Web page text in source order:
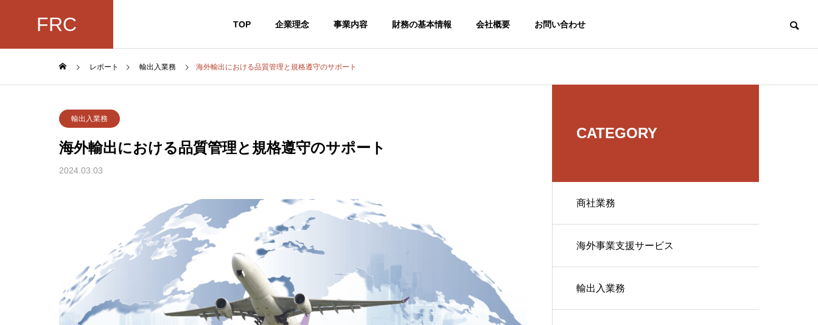
FRC TOP 企業理念 事業内容 財務の基本情報 会社概要 お問い合わせ
レポート 輸出入業務 海外輸出における品質管理と規格遵守のサポート
輸出入業務
海外輸出における品質管理と規格遵守のサポート
2024.03.03
CATEGORY
商社業務
海外事業支援サービス
輸出入業務